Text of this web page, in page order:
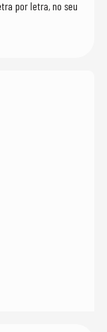
por letra, no seu